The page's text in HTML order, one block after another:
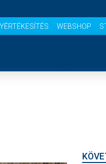
WEBSHOP